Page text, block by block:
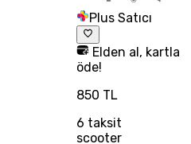
Plus Satıcı
Elden al, kartla
öde!
850 TL
6 taksit
scooter